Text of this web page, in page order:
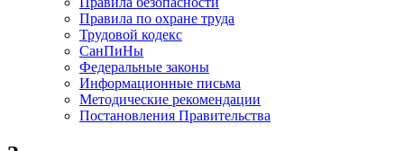
Правила по охране труда
Трудовой кодекс
СанПиНы
Федеральные законы
Информационные письма
Методические рекомендации
Постановления Правительства